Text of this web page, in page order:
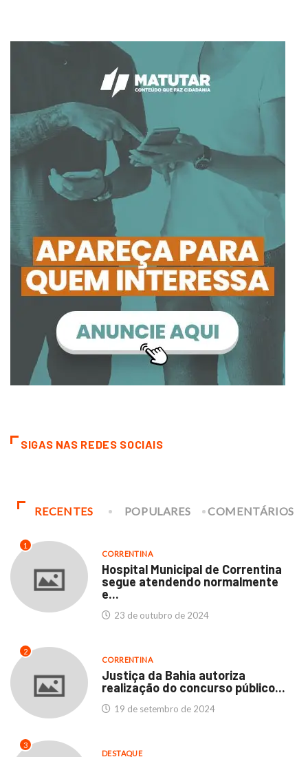
SIGAS NAS REDES SOCIAIS
RECENTES POPULARES COMENTÁRIOS
1
CORRENTINA
Hospital Municipal de Correntina
segue atendendo normalmente
e...
23 de outubro de 2024
2
CORRENTINA
Justiça da Bahia autoriza
realização do concurso público...
19 de setembro de 2024
3
DESTAQUE